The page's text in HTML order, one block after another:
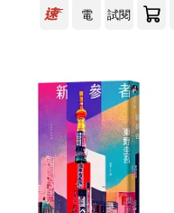
電
試閱